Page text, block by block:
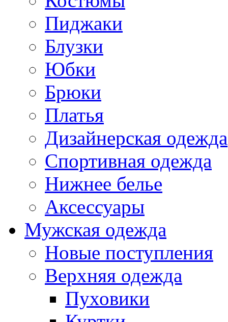
Пиджаки
Блузки
Юбки
Брюки
Платья
Дизайнерская одежда
Спортивная одежда
Нижнее белье
Аксессуары
Мужская одежда
Новые поступления
Верхняя одежда
Пуховики